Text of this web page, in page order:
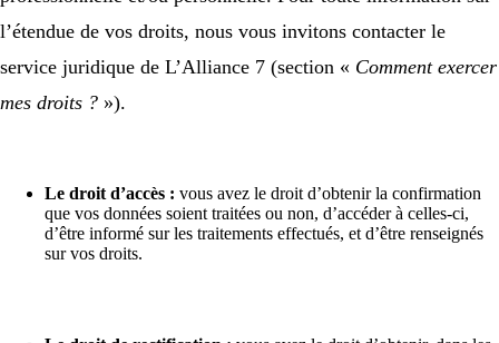
l’étendue de vos droits, nous vous invitons contacter le
service juridique de L’Alliance 7 (section « Comment exercer
mes droits ? »).
Le droit d’accès : vous avez le droit d’obtenir la confirmation
que vos données soient traitées ou non, d’accéder à celles-ci,
d’être informé sur les traitements effectués, et d’être renseignés
sur vos droits.